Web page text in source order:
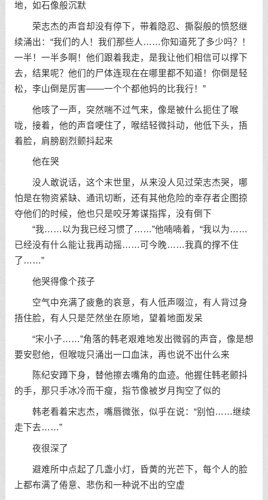
地，如石像般沉默
荣志杰的声音却没有停下，带着隐忍、撕裂般的愤怒继
续涌出：“我们的人！我们那些人……你知道死了多少吗？！
一半！一半多啊！他们跟着我走，是我让他们相信可以撑下
去，结果呢？他们的尸体连现在在哪里都不知道！你倒是轻
松，李山倒是厉害——一个个都他妈的比我行！”
他咳了一声，突然喘不过气来，像是被什么扼住了喉
咙，接着，他的声音哽住了，喉结轻微抖动，他低下头，捂
着脸，肩膀剧烈颤抖起来
他在哭
没人敢说话，这个末世里，从来没人见过荣志杰哭，哪
怕是在物资紧缺、通讯切断，还有其他危险的幸存者企图掠
夺他们的时候，他也只是咬牙筹谋指挥，没有倒下
“我……以为我已经习惯了……”他喃喃着，“我以为……
已经没有什么能让我再动摇……可今晚……我真的撑不住
了……”
他哭得像个孩子
空气中充满了疲惫的哀意，有人低声啜泣，有人背过身
捂住脸，有人只是茫然坐在原地，望着地面发呆
“宋小子……”角落的韩老艰难地发出微弱的声音，像是想
要安慰他，但喉咙只涌出一口血沫，再也说不出什么来
陈纪安蹲下身，替他擦去嘴角的血迹。他握住韩老颤抖
的手，那只手冰冷而干瘦，指节像被岁月掏空了似的
韩老看着宋志杰，嘴唇微张，似乎在说：“别怕……继续
走下去……”
夜很深了
避难所中点起了几盏小灯，昏黄的光芒下，每个人的脸
上都布满了倦意、悲伤和一种说不出的空虚